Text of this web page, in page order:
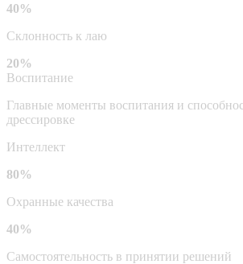
40%
Склонность к лаю
20%
Воспитание
Главные моменты воспитания и
дрессировке
Интеллект
80%
Охранные качества
40%
Самостоятельность в принятии решений